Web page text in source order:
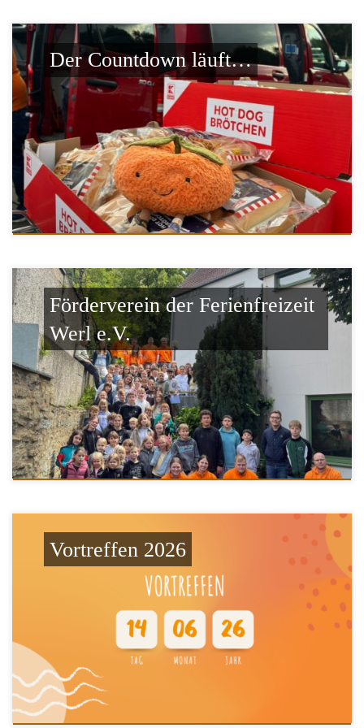
Der Countdown läuft…
Förderverein der Ferienfreizeit
Werl e.V.
Vortreffen 2026